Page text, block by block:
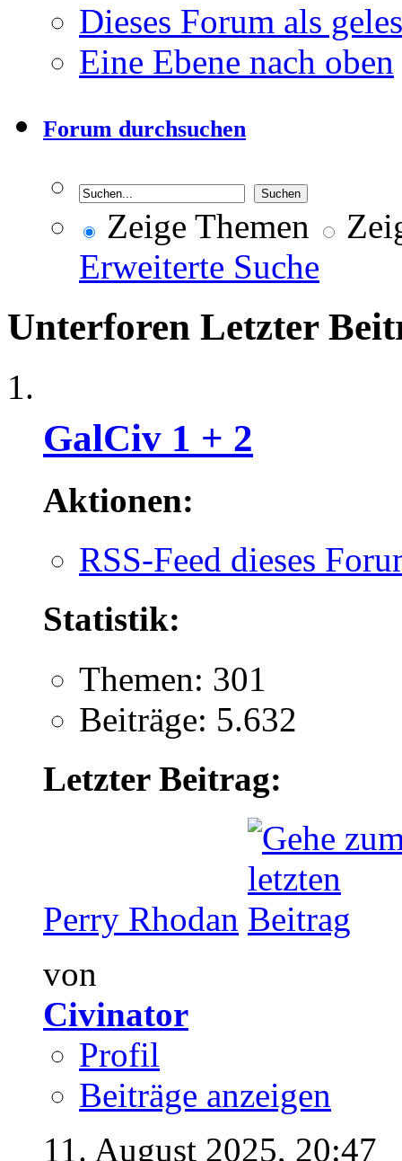
Dieses Forum als
Eine Ebene nach oben
Forum durchsuchen
Zeige Themen
Erweiterte Suche
Unterforen Letzter
GalCiv 1 + 2
Aktionen:
RSS-Feed dieses
Statistik:
Themen: 301
Beiträge: 5.632
Letzter Beitrag:
Perry Rhodan
von
Civinator
Profil
Beiträge anzeigen
11. August 2025, 20:47